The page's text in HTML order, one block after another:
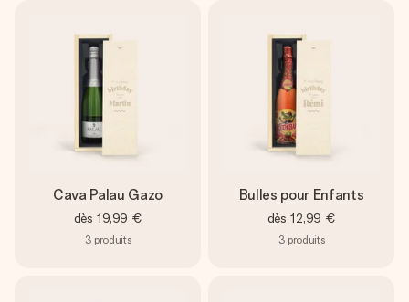
Cava Palau Gazo
dès 19,99 €
3 produits
Bulles pour Enfants
dès 12,99 €
3 produits